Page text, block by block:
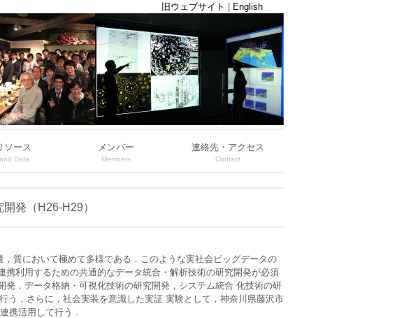
旧ウェブサイト English
ソース
Data
メンバー
Members
連絡先・アクセス
Contact
発（H26-H29）
質において極めて多様である．このような実社会ビッグデータの
利用するための共通的なデータ統合・解析技術の研究開発が必須
，データ格納・可視化技術の研究開発，システム統合 化技術の研
う．さらに，社会実装を意識した実証 実験として，神奈川県藤沢市
携活用して行う．